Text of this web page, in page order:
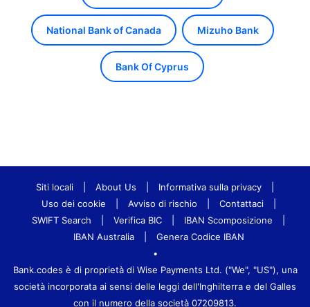
National Bank of Canada Mizuho Bank
Bank Of Cyprus
Siti locali About Us Informativa sulla privacy
Uso dei cookie
Avviso di rischio Contattaci
SWIFT Search
Verifica BIC IBAN Scomposizione
IBAN Australia
Genera Codice IBAN
•
Bank.codes è di proprietà di Wise Payments Ltd. ("We", "US"), una
società incorporata ai sensi delle leggi dell'Inghilterra e del Galles
con il numero della società 07209813.